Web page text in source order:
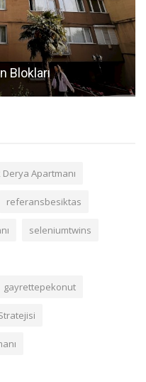
Blokları
Apartmanı
referansbesiktas
seleniumtwins
gayrettepekonut